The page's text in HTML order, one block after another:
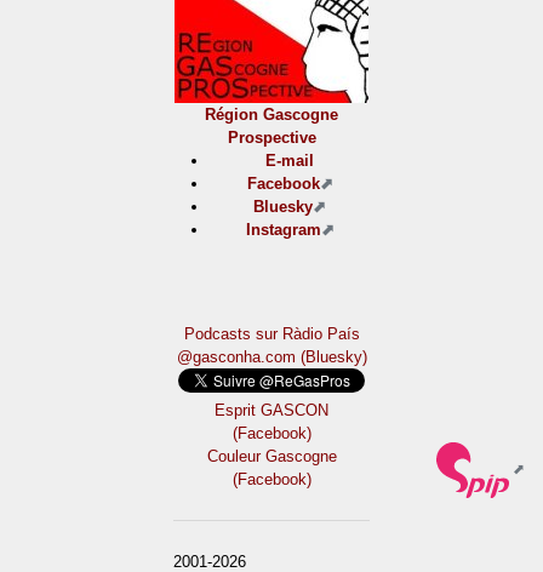
Région Gascogne
Prospective
E-mail
Facebook
Bluesky
Instagram
Podcasts sur Ràdio País
@gasconha.com (Bluesky)
Esprit GASCON
(Facebook)
Couleur Gascogne
(Facebook)
2001-2026